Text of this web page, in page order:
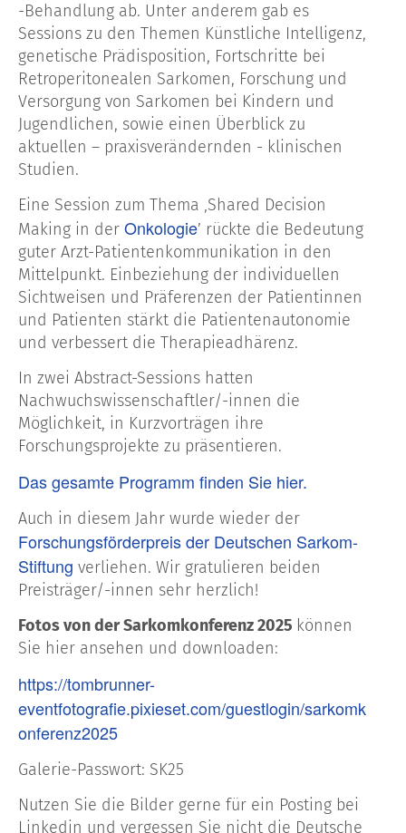
-Behandlung ab. Unter anderem gab es
Sessions zu den Themen Künstliche Intelligenz,
genetische Prädisposition, Fortschritte bei
Retroperitonealen Sarkomen, Forschung und
Versorgung von Sarkomen bei Kindern und
Jugendlichen, sowie einen Überblick zu
aktuellen – praxisverändernden - klinischen
Studien.
Eine Session zum Thema ‚Shared Decision
Making in der Onkologie’ rückte die Bedeutung
guter Arzt-Patientenkommunikation in den
Mittelpunkt. Einbeziehung der individuellen
Sichtweisen und Präferenzen der Patientinnen
und Patienten stärkt die Patientenautonomie
und verbessert die Therapieadhärenz.
In zwei Abstract-Sessions hatten
Nachwuchswissenschaftler/-innen die
Möglichkeit, in Kurzvorträgen ihre
Forschungsprojekte zu präsentieren.
Das gesamte Programm finden Sie hier.
Auch in diesem Jahr wurde wieder der
Forschungsförderpreis der Deutschen Sarkom-
Stiftung verliehen. Wir gratulieren beiden
Preisträger/-innen sehr herzlich!
Fotos von der Sarkomkonferenz 2025 können
Sie hier ansehen und downloaden:
https://tombrunner-
eventfotografie.pixieset.com/guestlogin/sarkomk
onferenz2025
Galerie-Passwort: SK25
Nutzen Sie die Bilder gerne für ein Posting bei
Linkedin und vergessen Sie nicht die Deutsche